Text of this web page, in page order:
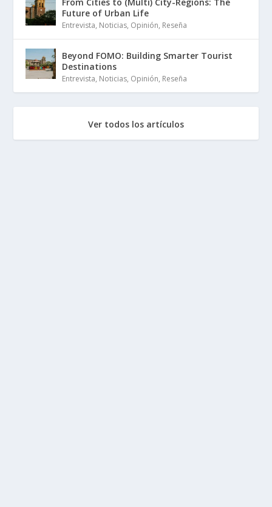
Future of Urban Life
Entrevista, Noticias, Opinión, Reseña
Beyond FOMO: Building Smarter Tourist
Destinations
Entrevista, Noticias, Opinión, Reseña
Ver todos los artículos